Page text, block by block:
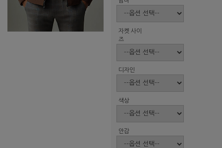
자켓 사이
즈
디자인
색상
안감